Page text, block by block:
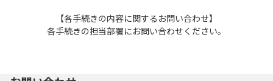
【各手続きの内容に関するお問い合わせ】
各手続きの担当部署にお問い合わせください。